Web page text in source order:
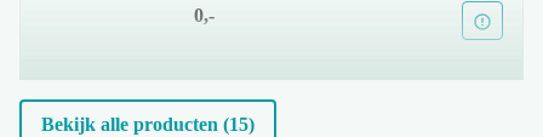
0,-
99.000.404MB
Bekijk alle producten (15)